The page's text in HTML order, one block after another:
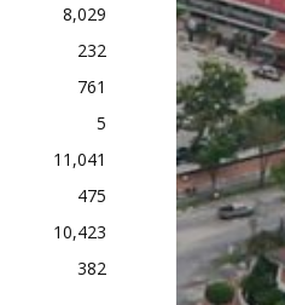
8,029
232
761
5
11,041
475
10,423
382